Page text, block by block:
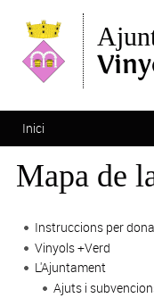
Esteu aquí
Inici
Mapa de
Instruccions per
Vinyols +Verd
L'Ajuntament
Ajuts i